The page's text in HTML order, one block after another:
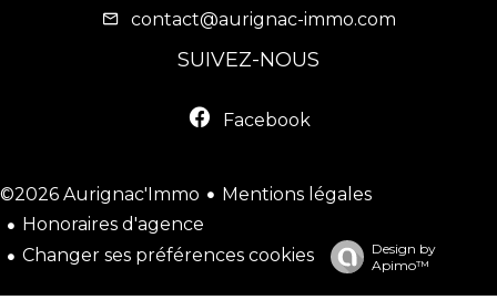
contact@aurignac-immo.com
SUIVEZ-NOUS
Facebook
©2026 Aurignac'Immo
Mentions légales
Honoraires d'agence
Changer ses préférences cookies
Design by
Apimo™